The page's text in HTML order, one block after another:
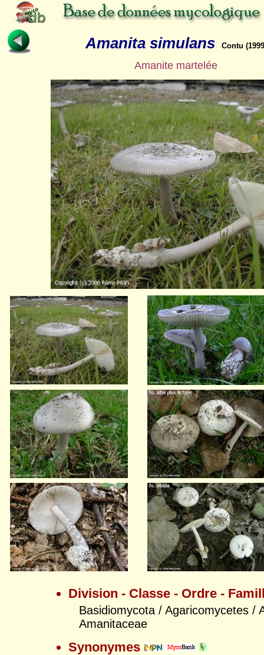
Amanita simulans Contu
Amanite martelée
Division - Classe - Ordre -
Basidiomycota / Agaricomycetes /
Amanitaceae
Synonymes